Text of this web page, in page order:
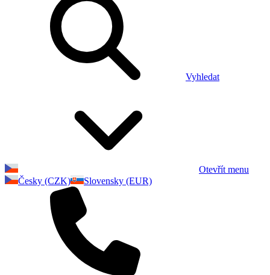
Vyhledat
Otevřít menu
Česky (CZK)
Slovensky (EUR)